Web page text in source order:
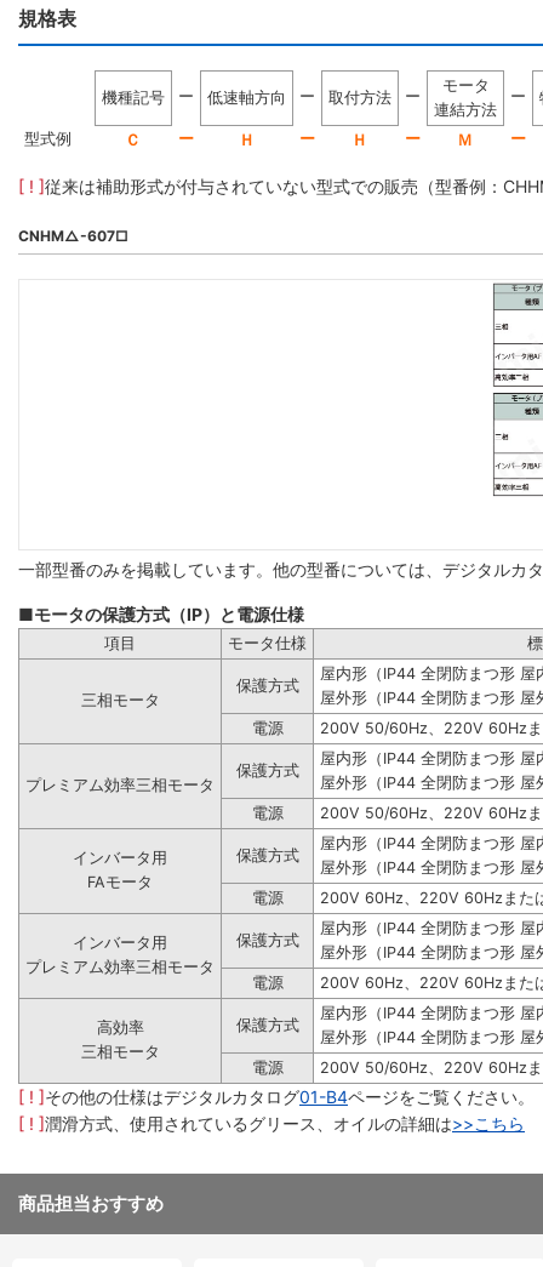
規格表
機種記号 ー 低速軸方向 ー 取付方法 ー
モータ
連結方法
ー
型式例 Ｃ ー Ｈ ー Ｈ ー Ｍ ー
[ ! ]従来は補助形式が付与されていない型式での販売（型番例：
CNHM△-607□
一部型番のみを掲載しています。他の型番については、デジタルカ
■モータの保護方式（IP）と電源仕様
項目 モータ仕様
三相モータ
保護方式
屋内形（IP44 全閉防まつ形 屋
屋外形（IP44 全閉防まつ形 屋
電源
200V 50/60Hz、220V 60Hz
プレミアム効率三相モータ
保護方式
屋内形（IP44 全閉防まつ形 屋
屋外形（IP44 全閉防まつ形 屋
電源
200V 50/60Hz、220V 60Hz
インバータ用
FAモータ
保護方式
屋内形（IP44 全閉防まつ形 屋
屋外形（IP44 全閉防まつ形 屋
電源
200V 60Hz、220V 60Hzまた
インバータ用
プレミアム効率三相モータ
保護方式
屋内形（IP44 全閉防まつ形 屋
屋外形（IP44 全閉防まつ形 屋
電源
200V 60Hz、220V 60Hzまた
高効率
三相モータ
保護方式
屋内形（IP44 全閉防まつ形 屋
屋外形（IP44 全閉防まつ形 屋
電源
200V 50/60Hz、220V 60Hz
[ ! ]その他の仕様はデジタルカタログ01-B4ページをご覧ください。
[ ! ]潤滑方式、使用されているグリース、オイルの詳細は>>こちら
商品担当おすすめ